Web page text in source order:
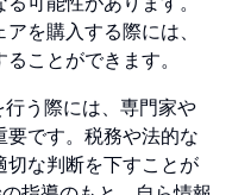
を購入する際には、
ことができます。
う際には、専門家や
です。税務や法的な
切な判断を下すことが